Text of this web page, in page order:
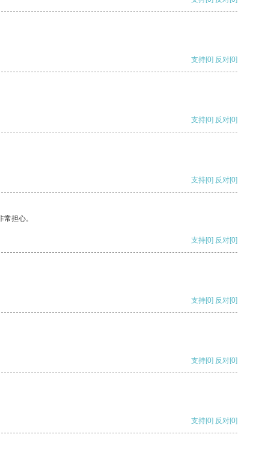
支持[0] 反对[0]
支持[0] 反对[0]
支持[0] 反对[0]
担心。
支持[0] 反对[0]
支持[0] 反对[0]
支持[0] 反对[0]
支持[0] 反对[0]